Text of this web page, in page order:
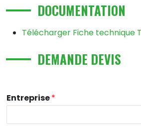
DOCUMENTATION
Télécharger Fiche technique
DEMANDE DEVIS
Entreprise*